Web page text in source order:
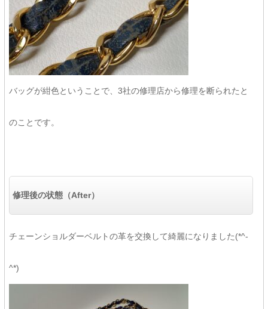
バッグが紺色ということで、3社の修理店から修理を断られたと
のことです。
修理後の状態（After）
チェーンショルダーベルトの革を交換して綺麗になりました(*^-
^*)